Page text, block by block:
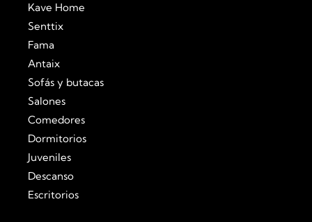
Kave Home
Senttix
Fama
Antaix
Sofás y butacas
Salones
Comedores
Dormitorios
Juveniles
Descanso
Escritorios